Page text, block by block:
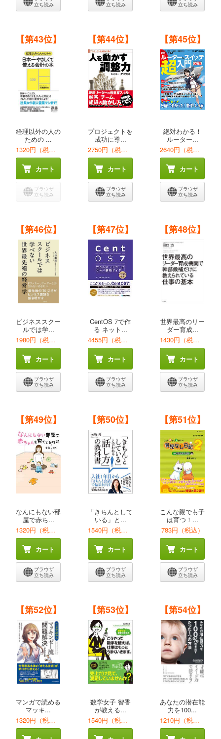
立ち読み
立ち読み
立ち読み
【第43位】
経理以外の人の
ための ...
1320円（税込）
カート
ブラウザ
立ち読み
【第44位】
プロジェクトを
成功に導...
2750円（税込）
カート
ブラウザ
立ち読み
【第45位】
絶対わかる！
ルーター...
2640円（税込）
カート
ブラウザ
立ち読み
【第46位】
ビジネススクー
ルでは学...
1980円（税込）
カート
ブラウザ
立ち読み
【第47位】
CentOS 7で作
る ネット...
4455円（税込）
カート
ブラウザ
立ち読み
【第48位】
世界最高のリー
ダー育成...
1430円（税込）
カート
ブラウザ
立ち読み
【第49位】
なんにもない部
屋で赤ち...
1320円（税込）
カート
ブラウザ
立ち読み
【第50位】
「きちんとして
いる」と...
1540円（税込）
カート
ブラウザ
立ち読み
【第51位】
こんな親でも子
は育つ！...
783円（税込）
カート
ブラウザ
立ち読み
【第52位】
マンガで読める
マッキ...
1320円（税込）
【第53位】
数学女子 智香
が教える...
1540円（税込）
【第54位】
あなたの潜在能
力を100...
1210円（税込）